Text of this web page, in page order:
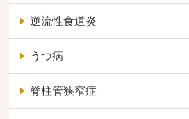
逆流性食道炎
うつ病
脊柱管狭窄症